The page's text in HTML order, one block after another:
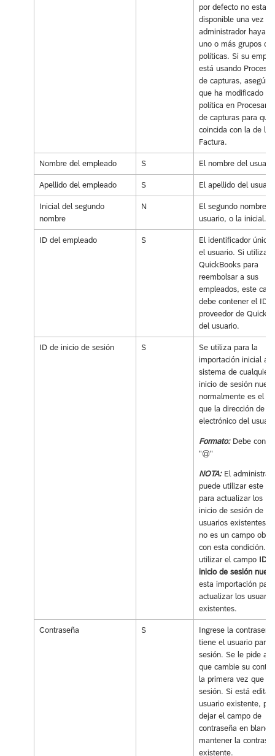
por defecto no estará
disponible una vez el
administrador haya
uno o más grupos de
políticas. Si su
está usando
de capturas,
que ha modificado la
política en
de capturas para que
coincida con la de la
Factura.
Nombre del empleado S El nombre del
Apellido del empleado S El apellido del
Inicial del segundo
nombre
N
El segundo nombre
usuario, o la inicial.
ID del empleado S
El identificador único
el usuario. Si utiliza
QuickBooks para
reembolsar a sus
empleados, este
debe contener el ID
proveedor de
del usuario.
ID de inicio de sesión S
Se utiliza para la
importación inicial al
sistema de cualquier
inicio de sesión
normalmente es el
que la dirección de
electrónico del
Formato:Debe
"@"
NOTA:El
puede utilizar este
para actualizar los ID
inicio de sesión de los
usuarios existentes,
no es un campo
con esta condición.
utilizar el campo ID
inicio de sesión nuevo
esta importación para
actualizar los
existentes.
Contraseña S
Ingrese la
tiene el usuario para
sesión. Se le pide al
que cambie su
la primera vez que
sesión. Si está
usuario existente,
dejar el campo de
contraseña en blanco
mantener la
existente.